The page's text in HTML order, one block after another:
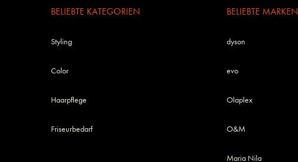
BELIEBTE KATEGORIEN
Styling
Color
Haarpflege
Friseurbedarf
BELIEBTE MARKEN
dyson
evo
Olaplex
O&M
Maria Nila